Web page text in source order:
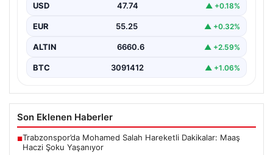
USD 47.74 ▲ +0.18%
EUR 55.25 ▲ +0.32%
ALTIN 6660.6 ▲ +2.59%
BTC 3091412 ▲ +1.06%
Son Eklenen Haberler
■Trabzonspor’da Mohamed Salah Hareketli Dakikalar: Maaş
Haczi Şoku Yaşanıyor